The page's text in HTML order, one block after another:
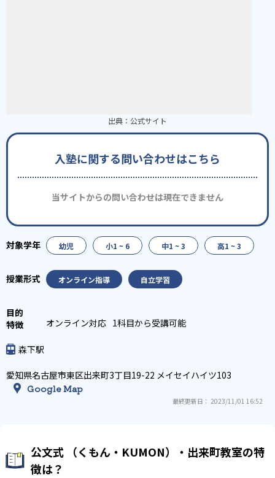
出典： 公式サイト
入塾に関する問い合わせはこちら
当サイトからの問い合わせは現在できません
幼児 小1 ~ 6 中1 ~ 3 高1 ~ 3
オンライン指導 自立学習
オンライン対応 1科目から受講可能
森下駅
愛知県名古屋市東区出来町3丁目19-22 メイセイハイツ103
Google Map
最終更新日： 2023/11/01 16:52
公文式 （くもん・KUMON）・出来町教室の特
徴は？